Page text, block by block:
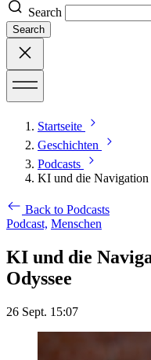
Search
Search
Startseite
Geschichten
Podcasts
KI und die Navigation
Back to Podcasts
Podcast, Menschen
KI und die
Odyssee
26 Sept. 15:07